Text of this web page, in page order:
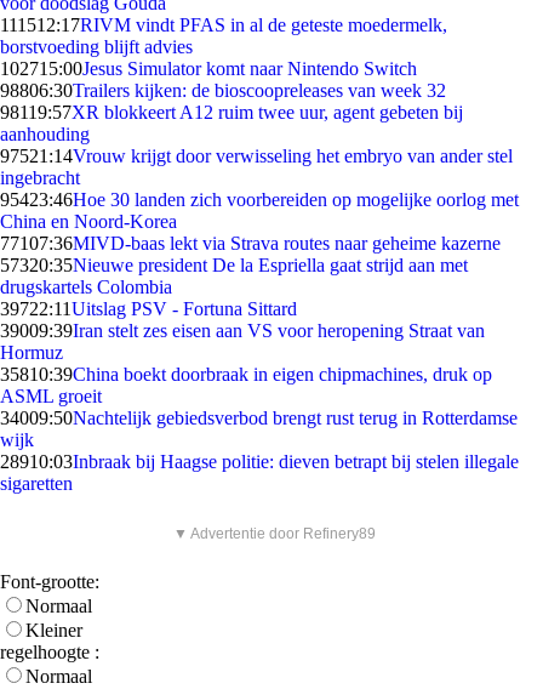
111512:17RIVM vindt PFAS in al de geteste moedermelk,
borstvoeding blijft advies
102715:00Jesus Simulator komt naar Nintendo Switch
98806:30Trailers kijken: de bioscoopreleases van week 32
98119:57XR blokkeert A12 ruim twee uur, agent gebeten bij
aanhouding
97521:14Vrouw krijgt door verwisseling het embryo van ander stel
ingebracht
95423:46Hoe 30 landen zich voorbereiden op mogelijke oorlog met
China en Noord-Korea
77107:36MIVD-baas lekt via Strava routes naar geheime kazerne
57320:35Nieuwe president De la Espriella gaat strijd aan met
drugskartels Colombia
39722:11Uitslag PSV - Fortuna Sittard
39009:39Iran stelt zes eisen aan VS voor heropening Straat van
Hormuz
35810:39China boekt doorbraak in eigen chipmachines, druk op
ASML groeit
34009:50Nachtelijk gebiedsverbod brengt rust terug in Rotterdamse
wijk
28910:03Inbraak bij Haagse politie: dieven betrapt bij stelen illegale
sigaretten
▼ Advertentie door Refinery89
Font-grootte:
Normaal
Kleiner
regelhoogte :
Normaal